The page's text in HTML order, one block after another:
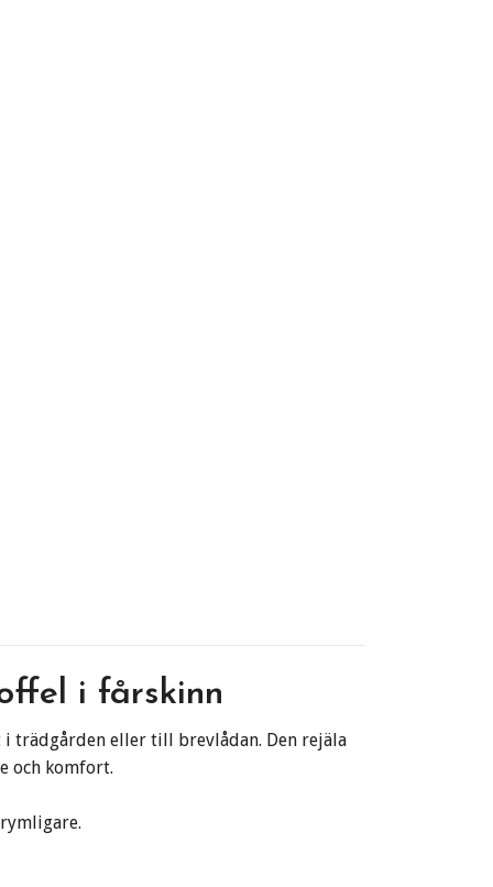
i fårskinn
i trädgården eller till brevlådan. Den rejäla
och komfort.